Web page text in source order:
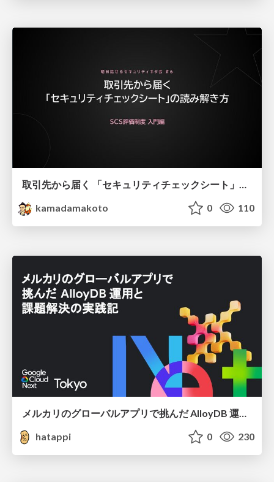
取引先から届く 「セキュリティチェックシート」の読み解き方
kamadamakoto
0 110
hatappi
0 230